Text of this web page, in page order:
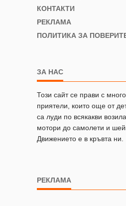
КОНТАКТИ
РЕКЛАМА
ПОЛИТИКА ЗА
ЗА НАС
Този сайт се прави с
приятели, които още от
са луди по всякакви
мотори до самолети и
Движението е в кръвта ни.
РЕКЛАМА